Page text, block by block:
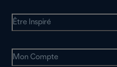
Être Inspiré
Mon Compte